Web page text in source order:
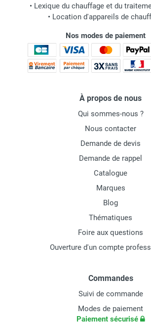
• Lexique du chauffage et du
• Location d'appareils de
Nos modes de paiement
À propos de nous
Qui sommes-nous ?
Nous contacter
Demande de devis
Demande de rappel
Catalogue
Marques
Blog
Thématiques
Foire aux questions
Ouverture d'un compte
Commandes
Suivi de commande
Modes de paiement
Paiement sécurisé